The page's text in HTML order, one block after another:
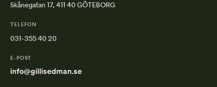
Skånegatan 17, 411 40 GÖTEBORG
TELEFON
031-355 40 20
E-POST
info@gillisedman.se